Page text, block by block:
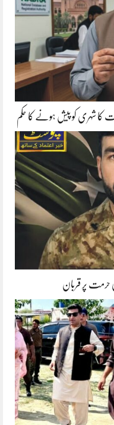
کا شہری کو پیش ہونے کا حکم
حرمت پر قربان